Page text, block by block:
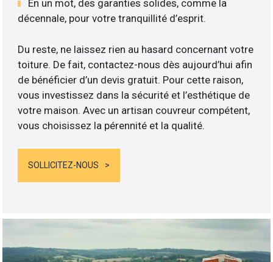
En un mot, des garanties solides, comme la
décennale, pour votre tranquillité d’esprit.
Du reste, ne laissez rien au hasard concernant votre
toiture. De fait, contactez-nous dès aujourd’hui afin
de bénéficier d’un devis gratuit. Pour cette raison,
vous investissez dans la sécurité et l’esthétique de
votre maison. Avec un artisan couvreur compétent,
vous choisissez la pérennité et la qualité.
SOLLICITEZ-NOUS